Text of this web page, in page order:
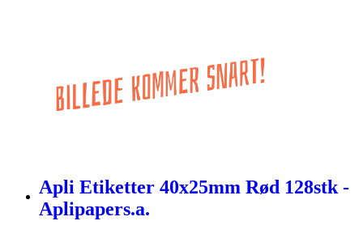
Apli Etiketter 40x25mm Rød 128stk -
Aplipapers.a.